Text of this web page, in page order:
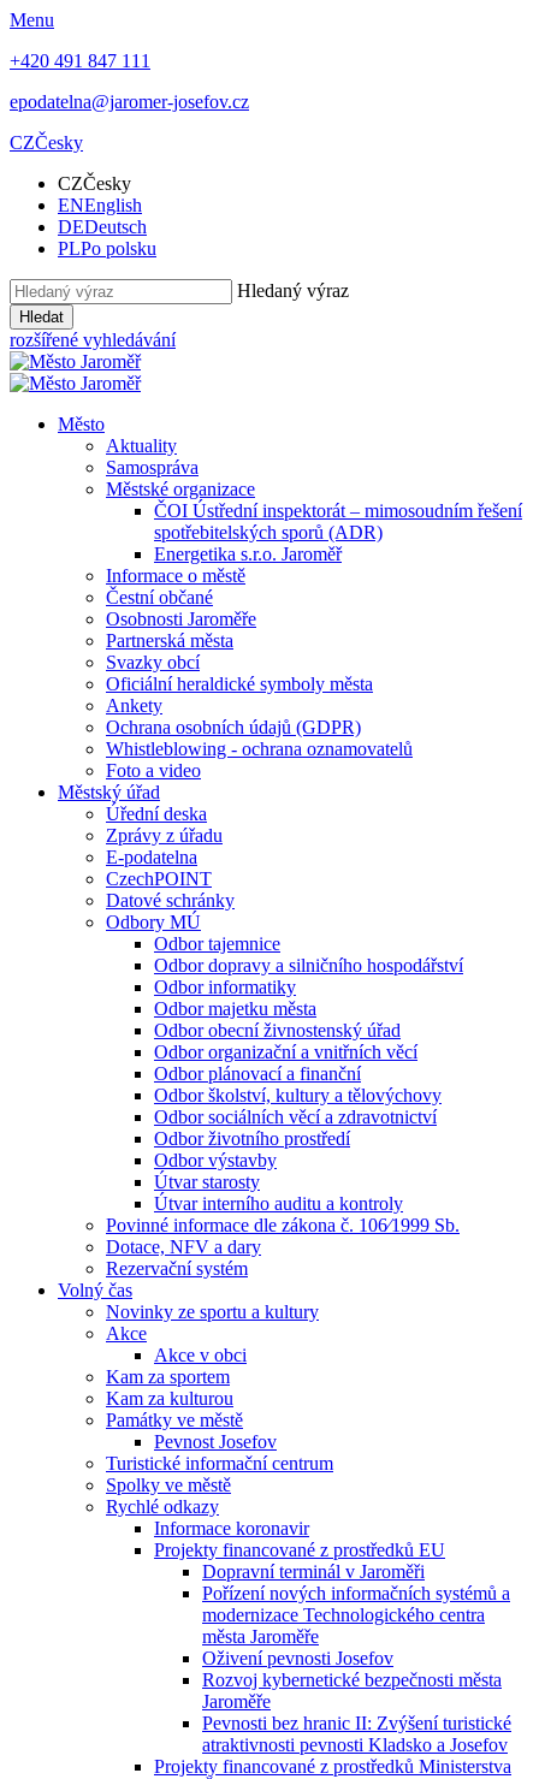
Menu
+420 491 847 111
epodatelna@jaromer-josefov.cz
CZČesky
CZČesky
ENEnglish
DEDeutsch
PLPo polsku
Hledaný výraz
Hledat
rozšířené vyhledávání
Město
Aktuality
Samospráva
Městské organizace
ČOI Ústřední inspektorát – mimosoudním řešení
spotřebitelských sporů (ADR)
Energetika s.r.o. Jaroměř
Informace o městě
Čestní občané
Osobnosti Jaroměře
Partnerská města
Svazky obcí
Oficiální heraldické symboly města
Ankety
Ochrana osobních údajů (GDPR)
Whistleblowing - ochrana oznamovatelů
Foto a video
Městský úřad
Úřední deska
Zprávy z úřadu
E-podatelna
CzechPOINT
Datové schránky
Odbory MÚ
Odbor tajemnice
Odbor dopravy a silničního hospodářství
Odbor informatiky
Odbor majetku města
Odbor obecní živnostenský úřad
Odbor organizační a vnitřních věcí
Odbor plánovací a finanční
Odbor školství, kultury a tělovýchovy
Odbor sociálních věcí a zdravotnictví
Odbor životního prostředí
Odbor výstavby
Útvar starosty
Útvar interního auditu a kontroly
Povinné informace dle zákona č. 106⁄1999 Sb.
Dotace, NFV a dary
Rezervační systém
Volný čas
Novinky ze sportu a kultury
Akce
Akce v obci
Kam za sportem
Kam za kulturou
Památky ve městě
Pevnost Josefov
Turistické informační centrum
Spolky ve městě
Rychlé odkazy
Informace koronavir
Projekty financované z prostředků EU
Dopravní terminál v Jaroměři
Pořízení nových informačních systémů a
modernizace Technologického centra
města Jaroměře
Oživení pevnosti Josefov
Rozvoj kybernetické bezpečnosti města
Jaroměře
Pevnosti bez hranic II: Zvýšení turistické
atraktivnosti pevnosti Kladsko a Josefov
Projekty financované z prostředků Ministerstva